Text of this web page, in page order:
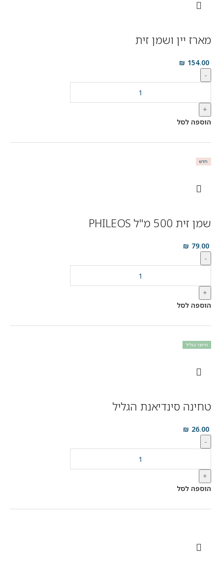
מארז יין ושמן זית
154.00
₪
-
+
הוספה לסל
חדש
שמן זית 500 מ"ל PHILEOS
79.00
₪
-
+
הוספה לסל
מיוצר בגליל
טחינה סינדיאנת הגליל
26.00
₪
-
+
הוספה לסל